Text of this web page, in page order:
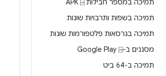
תמיכה במספר חבילות APK ⍈
תמיכה בשפות ותרבויות שונות
תמיכה בגרסאות פלטפורמות שונות
מסננים ב-Google Play ⍈
תמיכה ב-64 ביט